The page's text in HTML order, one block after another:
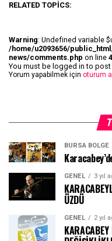
RELATED TOPICS:
Warning: Undefined variable
/home/u2093656/
news/comments.php on line
You must be logged in to
Yorum yapabilmek için oturum
BURSA BÖLGE
GENEL 3 yıl
ÜZDÜ
GENEL 2 yıl
KARACABEY